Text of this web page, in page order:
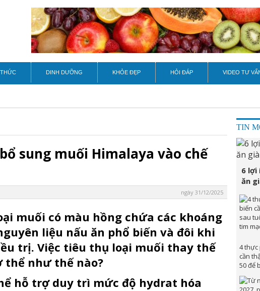
DINH DƯỠNG KHỎE ĐẸP HỎI ĐÁP VIDEO TƯ
sung muối Himalaya vào chế
ngày 31/12/2025
muối có màu hồng chứa các khoáng
liệu nấu ăn phổ biến và đôi khi
trị. Việc tiêu thụ loại muối thay thế
thể như thế nào?
hỗ trợ duy trì mức độ hydrat hóa
TIN
6 lợi
ăn
4 thực
cần
50 để